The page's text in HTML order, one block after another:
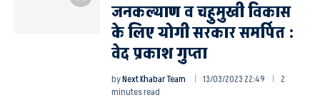
जनकल्याण व चहुमुखी विकास
के लिए योगी सरकार समर्पित :
वेद प्रकाश गुप्ता
byNext Khabar Team 13/03/2023 22:49
2
minutes read